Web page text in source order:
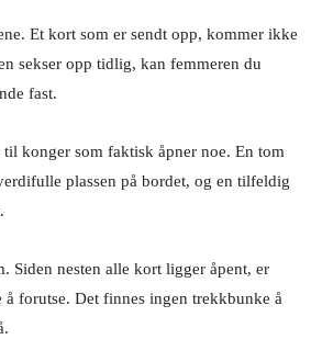
Et kort som er sendt opp, kommer ikke
sekser opp tidlig, kan femmeren du
fast.
konger som faktisk åpner noe. En tom
plassen på bordet, og en tilfeldig
Siden nesten alle kort ligger åpent, er
forutse. Det finnes ingen trekkbunke å